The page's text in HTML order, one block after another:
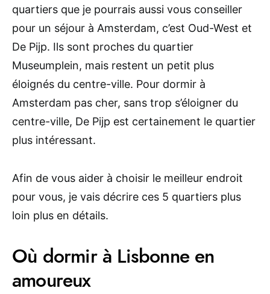
quartiers que je pourrais aussi vous conseiller
pour un séjour à Amsterdam, c’est Oud-West et
De Pijp. Ils sont proches du quartier
Museumplein, mais restent un petit plus
éloignés du centre-ville. Pour dormir à
Amsterdam pas cher, sans trop s’éloigner du
centre-ville, De Pijp est certainement le quartier
plus intéressant.
Afin de vous aider à choisir le meilleur endroit
pour vous, je vais décrire ces 5 quartiers plus
loin plus en détails.
Où dormir à Lisbonne en
amoureux